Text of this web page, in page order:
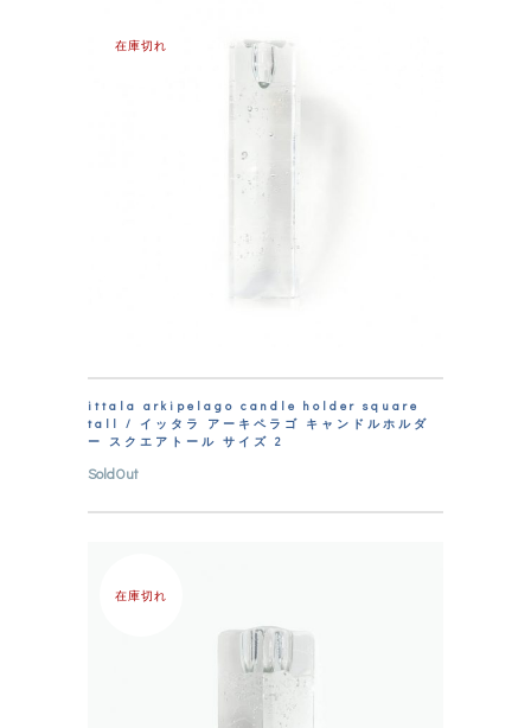
在庫切れ
ittala arkipelago candle holder square
tall / イッタラ アーキペラゴ キャンドルホルダ
ー スクエアトール サイズ 2
SoldOut
在庫切れ